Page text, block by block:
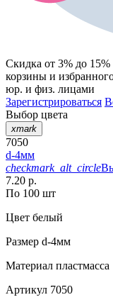
Скидка от 3% до 15%
корзины и
юр. и физ. лицами
Зарегистрироваться
Выбор цвета
xmark
7050
d-4мм
checkmark_alt_circle
7.20 р.
По 100 шт
Цвет белый
Размер d-4мм
Материал пластмасса
Артикул 7050